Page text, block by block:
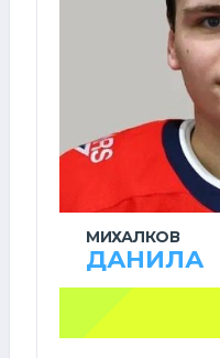
МИХАЛКОВ
ДАНИЛА